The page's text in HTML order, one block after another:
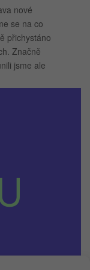
nové
se na co
přichystáno
Značně
jsme ale